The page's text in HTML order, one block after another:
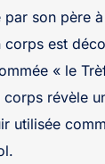
par son père
corps est
« le
corps révèle
utilisée